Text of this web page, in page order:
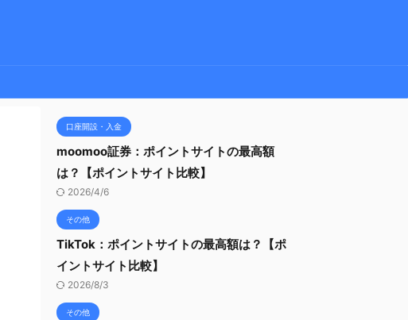
口座開設・入金
moomoo証券：ポイントサイトの最高額
は？【ポイントサイト比較】
2026/4/6
その他
TikTok：ポイントサイトの最高額は？【ポ
イントサイト比較】
2026/8/3
その他